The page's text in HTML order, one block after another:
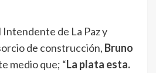
de La Paz y
de construcción, Bruno
medio que; “La plata esta.